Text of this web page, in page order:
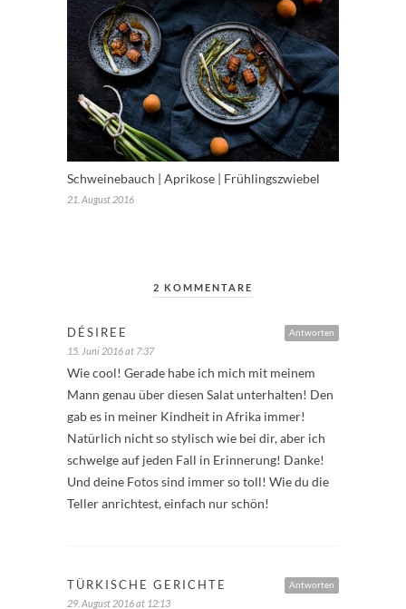
Schweinebauch | Aprikose | Frühlingszwiebel
21. August 2016
2 KOMMENTARE
Antworten
DÉSIREE
15. Juni 2016 at 7:37
Wie cool! Gerade habe ich mich mit meinem
Mann genau über diesen Salat unterhalten! Den
gab es in meiner Kindheit in Afrika immer!
Natürlich nicht so stylisch wie bei dir, aber ich
schwelge auf jeden Fall in Erinnerung! Danke!
Und deine Fotos sind immer so toll! Wie du die
Teller anrichtest, einfach nur schön!
Antworten
TÜRKISCHE GERICHTE
29. August 2016 at 12:13